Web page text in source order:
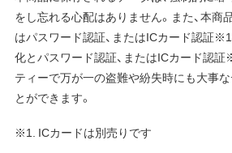
をし忘れる心配はありません。また、本商
はパスワード認証、またはICカード認証
化とパスワード認証、またはICカード認
ティーで万が一の盗難や紛失時にも大事
とができます。
※1. ICカードは別売りです